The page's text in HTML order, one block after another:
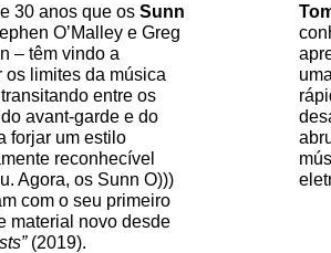
30 anos que os Sunn
O’Malley e Greg
– têm vindo a
os limites da música
entre os
avant-garde e do
forjar um estilo
reconhecível
Agora, os Sunn O)))
com o seu primeiro
material novo desde
(2019).